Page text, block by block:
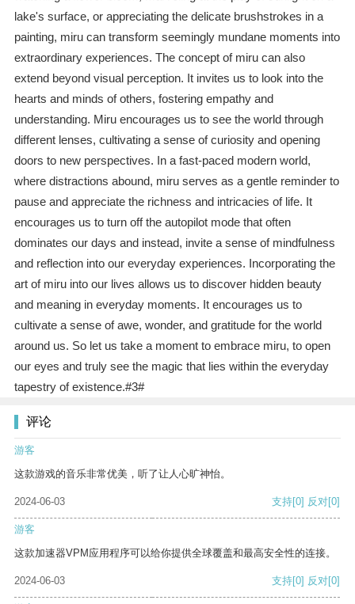
lake's surface, or appreciating the delicate brushstrokes in a
painting, miru can transform seemingly mundane moments into
extraordinary experiences. The concept of miru can also
extend beyond visual perception. It invites us to look into the
hearts and minds of others, fostering empathy and
understanding. Miru encourages us to see the world through
different lenses, cultivating a sense of curiosity and opening
doors to new perspectives. In a fast-paced modern world,
where distractions abound, miru serves as a gentle reminder to
pause and appreciate the richness and intricacies of life. It
encourages us to turn off the autopilot mode that often
dominates our days and instead, invite a sense of mindfulness
and reflection into our everyday experiences. Incorporating the
art of miru into our lives allows us to discover hidden beauty
and meaning in everyday moments. It encourages us to
cultivate a sense of awe, wonder, and gratitude for the world
around us. So let us take a moment to embrace miru, to open
our eyes and truly see the magic that lies within the everyday
tapestry of existence.#3#
评论
游客
这款游戏的音乐非常优美，听了让人心旷神怡。
2024-06-03 支持[0] 反对[0]
游客
这款加速器VPM应用程序可以给你提供全球覆盖和最高安全性的连接。
2024-06-03 支持[0] 反对[0]